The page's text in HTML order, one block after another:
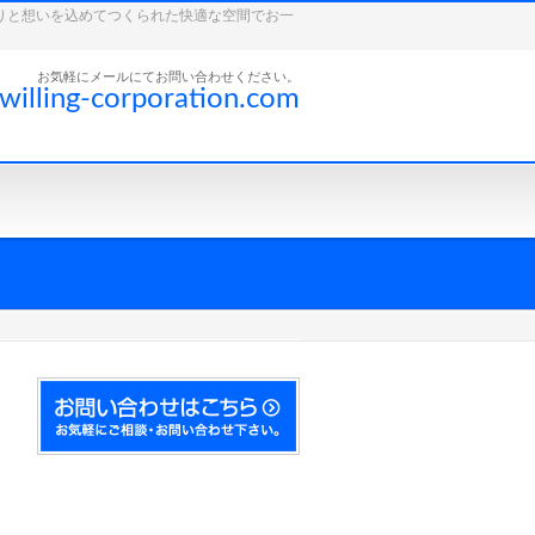
想いを込めてつくられた快適な空間でお一
お気軽にメールにてお問い合わせください。
corporation.com